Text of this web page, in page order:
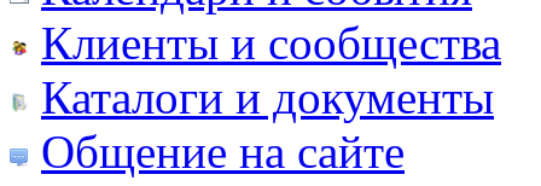
Клиенты и сообщества
Каталоги и документы
Общение на сайте